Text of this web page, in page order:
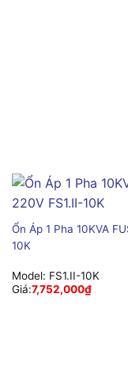
Ổn Áp 1 Pha 10KVA
10K
Model: FS1.II-10K
Giá:7,752,000₫